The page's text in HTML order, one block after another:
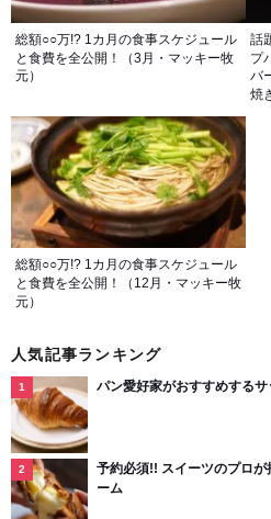
総額○○万!? 1カ月の食事スケジュール
と食費を全公開！（3月・マッキー牧
元）
話
プ
バ
焼
総額○○万!? 1カ月の食事スケジュール
と食費を全公開！（12月・マッキー牧
元）
人気記事ランキング
パン愛好家がおすすめする
予約必須!! スイーツのプロ
ーム